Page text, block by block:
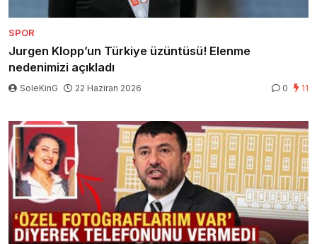
SPOR
Jurgen Klopp’un Türkiye üzüntüsü! Elenme
nedenimizi açıkladı
SoleKinG 22 Haziran 2026 0 11